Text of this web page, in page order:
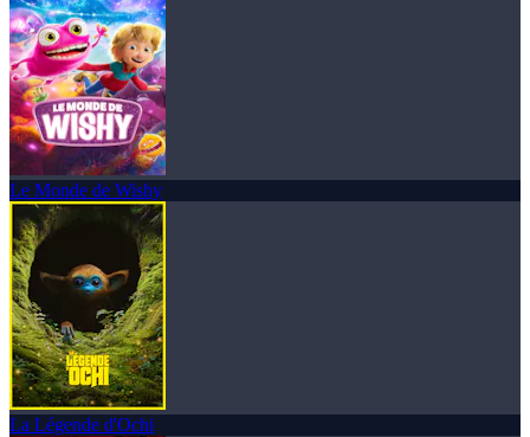
Le Monde de Wishy
La Légende d'Ochi